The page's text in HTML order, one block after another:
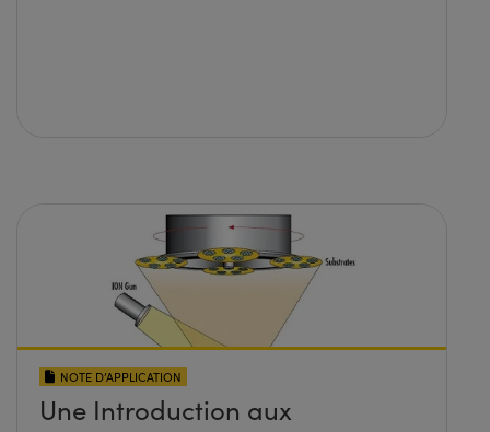
NOTE D’APPLICATION
Une Introduction aux